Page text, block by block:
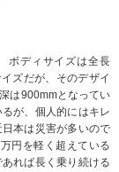
ボディサイズは全長
ズだが、そのデザイ
は900mmとなってい
が、個人的にはキレ
本は災害が多いので
円を軽く超えている
れば長く乗り続ける